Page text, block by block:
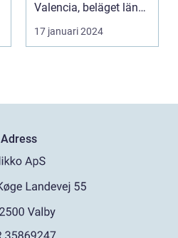
Valencia, beläget längs
Sp...
17 januari 2024
Adress